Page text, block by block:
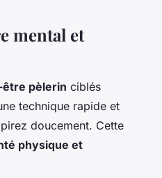
mental et
pèlerin ciblés
technique rapide et
doucement. Cette
physique et